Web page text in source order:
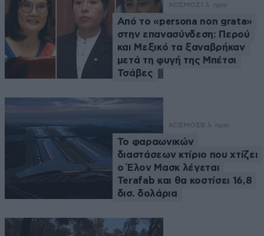
ΚΟΣΜΟΣ 1 λ. πριν
Από το «persona non grata»
στην επανασύνδεση: Περού
και Μεξικό τα ξαναβρήκαν
μετά τη φυγή της Μπέτσι
Τσάβες
ΚΟΣΜΟΣ8 λ. πριν
Το φαραωνικών
διαστάσεων κτίριο που χτίζει
ο Έλον Μασκ λέγεται
Terafab και θα κοστίσει 16,8
δισ. δολάρια